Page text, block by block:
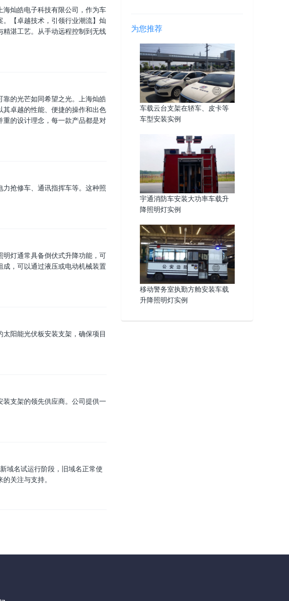
灿皓电子科技有限公司，作为车
【卓越技术，引领行业潮流】灿
湛工艺。从手动远程控制到无线
的光芒如同希望之光。上海灿皓
卓越的性能、便捷的操作和出色
的设计理念，每一款产品都是对
抢修车、通讯指挥车等。这种照
灯通常具备倒伏式升降功能，可
，可以通过液压或电动机械装置
阳能光伏板安装支架，确保项目
支架的领先供应商。公司提供一
域名试运行阶段，旧域名正常使
关注与支持。
为您推荐
车载云台支架在轿车、皮卡等
车型安装实例
宇通消防车安装大功率车载升
降照明灯实例
移动警务室执勤方舱安装车载
升降照明灯实例